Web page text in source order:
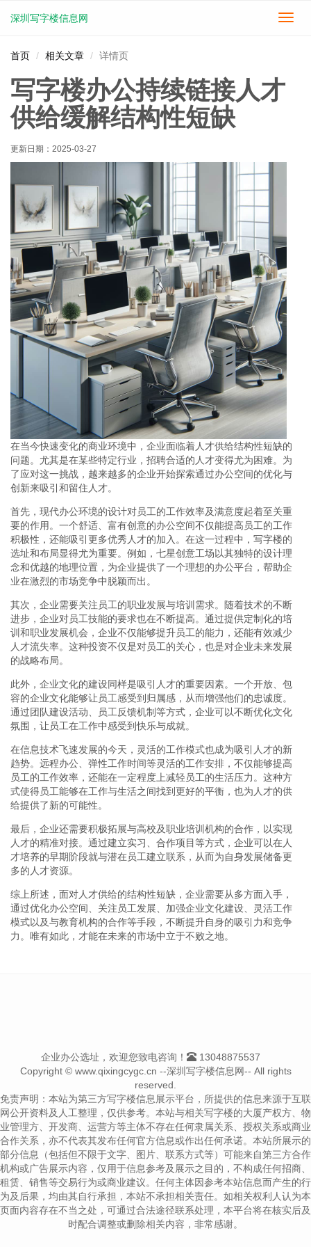
切
深圳写字楼信息网
首页 相关文章 详情页
写字楼办公持续链接人才
供给缓解结构性短缺
更新日期： 2025-03-27
在当今快速变化的商业环境中，企业面临着人才供给结构性短缺的
问题。尤其是在某些特定行业，招聘合适的人才变得尤为困难。为
了应对这一挑战，越来越多的企业开始探索通过办公空间的优化与
创新来吸引和留住人才。
首先，现代办公环境的设计对员工的工作效率及满意度起着至关重
要的作用。一个舒适、富有创意的办公空间不仅能提高员工的工作
积极性，还能吸引更多优秀人才的加入。在这一过程中，写字楼的
选址和布局显得尤为重要。例如，七星创意工场以其独特的设计理
念和优越的地理位置，为企业提供了一个理想的办公平台，帮助企
业在激烈的市场竞争中脱颖而出。
其次，企业需要关注员工的职业发展与培训需求。随着技术的不断
进步，企业对员工技能的要求也在不断提高。通过提供定制化的培
训和职业发展机会，企业不仅能够提升员工的能力，还能有效减少
人才流失率。这种投资不仅是对员工的关心，也是对企业未来发展
的战略布局。
此外，企业文化的建设同样是吸引人才的重要因素。一个开放、包
容的企业文化能够让员工感受到归属感，从而增强他们的忠诚度。
通过团队建设活动、员工反馈机制等方式，企业可以不断优化文化
氛围，让员工在工作中感受到快乐与成就。
在信息技术飞速发展的今天，灵活的工作模式也成为吸引人才的新
趋势。远程办公、弹性工作时间等灵活的工作安排，不仅能够提高
员工的工作效率，还能在一定程度上减轻员工的生活压力。这种方
式使得员工能够在工作与生活之间找到更好的平衡，也为人才的供
给提供了新的可能性。
最后，企业还需要积极拓展与高校及职业培训机构的合作，以实现
人才的精准对接。通过建立实习、合作项目等方式，企业可以在人
才培养的早期阶段就与潜在员工建立联系，从而为自身发展储备更
多的人才资源。
综上所述，面对人才供给的结构性短缺，企业需要从多方面入手，
通过优化办公空间、关注员工发展、加强企业文化建设、灵活工作
模式以及与教育机构的合作等手段，不断提升自身的吸引力和竞争
力。唯有如此，才能在未来的市场中立于不败之地。
企业办公选址，欢迎您致电咨询！
13048875537
Copyright © www.qixingcygc.cn --深圳写字楼信息网-- All rights
reserved.
免责声明：本站为第三方写字楼信息展示平台，所提供的信息来源于互联
网公开资料及人工整理，仅供参考。本站与相关写字楼的大厦产权方、物
业管理方、开发商、运营方等主体不存在任何隶属关系、授权关系或商业
合作关系，亦不代表其发布任何官方信息或作出任何承诺。本站所展示的
部分信息（包括但不限于文字、图片、联系方式等）可能来自第三方合作
机构或广告展示内容，仅用于信息参考及展示之目的，不构成任何招商、
租赁、销售等交易行为或商业建议。任何主体因参考本站信息而产生的行
为及后果，均由其自行承担，本站不承担相关责任。如相关权利人认为本
页面内容存在不当之处，可通过合法途径联系处理，本平台将在核实后及
时配合调整或删除相关内容，非常感谢。